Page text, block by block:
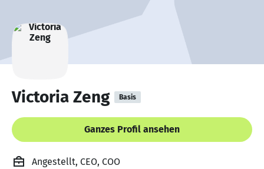
Victoria Zeng Basis
Ganzes Profil ansehen
Angestellt, CEO, COO